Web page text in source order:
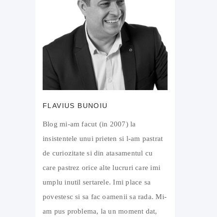
FLAVIUS BUNOIU
Blog mi-am facut (in 2007) la
insistentele unui prieten si l-am pastrat
de curiozitate si din atasamentul cu
care pastrez orice alte lucruri care imi
umplu inutil sertarele. Imi place sa
povestesc si sa fac oamenii sa rada. Mi-
am pus problema, la un moment dat,